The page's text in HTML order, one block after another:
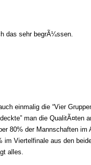
das sehr begrÃ¼ssen.
einmalig die “Vier
man die QualitÃ¤ten
80% der Mannschaften im
Viertelfinale aus den
alles.